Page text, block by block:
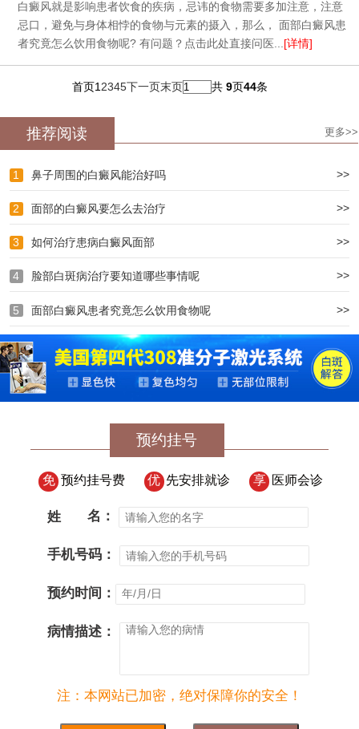
白癜风就是影响患者饮食的疾病，忌讳的食物需要多加注意，注意
忌口，避免与身体相悖的食物与元素的摄入，那么， 面部白癜风患
者究竟怎么饮用食物呢? 有问题？点击此处直接问医... [详情]
首页1 2345下一页末页 共 9页44条
推荐阅读 更多>>
1 鼻子周围的白癜风能治好吗 >>
2 面部的白癜风要怎么去治疗 >>
3 如何治疗患病白癜风面部 >>
4 脸部白斑病治疗要知道哪些事情呢 >>
5 面部白癜风患者究竟怎么饮用食物呢 >>
预约挂号
免 预约挂号费 优 先安排就诊 享 医师会诊
姓 名：
手机号码：
预约时间：
病情描述：
注：本网站已加密，绝对保障你的安全！